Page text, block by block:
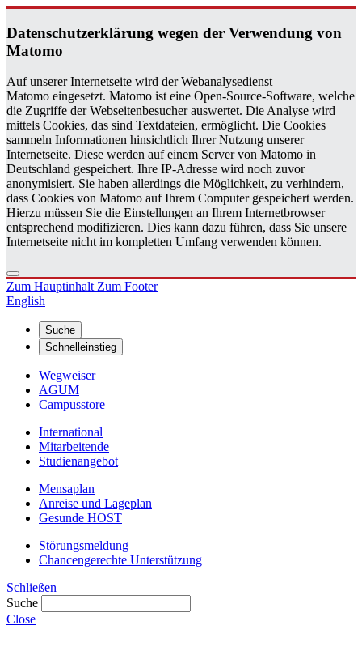
Da­ten­schutz­er­klä­rung wegen der Ver­wen­dung von
Ma­to­mo
Auf unserer Internetseite wird der Webanalysedienst
Matomo eingesetzt. Matomo ist eine Open-Source-Software, welche
die Zugriffe der Webseitenbesucher auswertet. Die Analyse wird
mittels Cookies, das sind Textdateien, ermöglicht. Die Cookies
sammeln Informationen hinsichtlich Ihrer Nutzung unserer
Internetseite. Diese werden auf einem Server von Matomo in
Deutschland gespeichert. Ihre IP-Adresse wird noch zuvor
anonymisiert. Sie haben allerdings die Möglichkeit, zu verhindern,
dass Cookies von Matomo auf Ihrem Computer gespeichert werden.
Hierzu müssen Sie die Einstellungen an Ihrem Internetbrowser
entsprechend modifizieren. Dies kann dazu führen, dass Sie unsere
Internetseite nicht im kompletten Umfang verwenden können.
Zum HauptinhaltZum Footer
English
Suche
Schnelleinstieg
Wegweiser
AGUM
Campusstore
International
Mitarbeitende
Studienangebot
Mensaplan
Anreise und Lageplan
Gesunde HOST
Störungsmeldung
Chancengerechte Unterstützung
Schließen
Suche
Close